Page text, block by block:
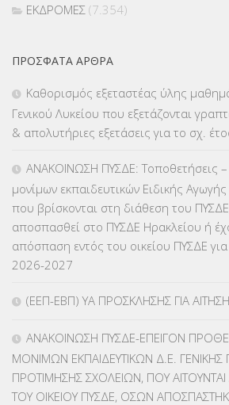
ΕΚΔΡΟΜΕΣ (7.354)
ΕΠΙΜΟΡΦΩΣΗ Τ.Π.Ε.(10)
ΚΕΣΥ(60)
ΚΕΣΥΠ(109)
ΚΠγ – ΚΡΑΤΙΚΟ ΠΙΣΤΟΠΟΙΗΤΙΚΟ
ΚΠπ- ΚΡΑΤΙΚΟ ΠΙΣΤΟΠΟΙΗΤΙΚΟ
ΛΟΙΠΑ(309)
ΜΑΘΗΤΕΙΑ(275)
ΠΡΌΣΦΑΤΑ ΆΡΘΡΑ
Καθορισμός εξεταστέας ύλης
Γενικού Λυκείου που εξετάζονται
& απολυτήριες εξετάσεις για το σχ.
ΑΝΑΚΟΙΝΩΣΗ ΠΥΣΔΕ: Τοποθετήσεις
μονίμων εκπαιδευτικών Ειδικής
που βρίσκονται στη διάθεση του
αποσπασθεί στο ΠΥΣΔΕ Ηρακλείου ή
απόσπαση εντός του οικείου ΠΥΣΔΕ για
2026-2027
(ΕΕΠ-ΕΒΠ) ΥΑ ΠΡΟΣΚΛΗΣΗΣ ΓΙΑ
ΑΝΑΚΟΙΝΩΣΗ ΠΥΣΔΕ-ΕΠΕΙΓΟΝ
ΜΟΝΙΜΩΝ ΕΚΠΑΙΔΕΥΤΙΚΩΝ Δ.Ε. ΓΕΝΙΚΗΣ
ΠΡΟΤΙΜΗΣΗΣ ΣΧΟΛΕΙΩΝ, ΠΟΥ
ΤΟΥ ΟΙΚΕΙΟΥ ΠΥΣΔΕ, ΟΣΩΝ